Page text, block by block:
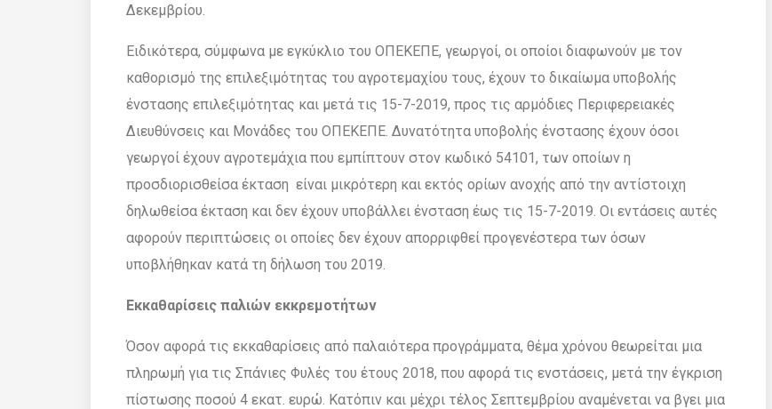
∆εκεµβρίου.
Ειδικότερα, σύµφωνα µε εγκύκλιο του ΟΠΕΚΕΠΕ, γεωργοί, οι οποίοι διαφωνούν µε τον
καθορισµό της επιλεξιµότητας του αγροτεµαχίου τους, έχουν το δικαίωµα υποβολής
ένστασης επιλεξιµότητας και µετά τις 15-7-2019, προς τις αρµόδιες Περιφερειακές
∆ιευθύνσεις και Μονάδες του ΟΠΕΚΕΠΕ. ∆υνατότητα υποβολής ένστασης έχουν όσοι
γεωργοί έχουν αγροτεµάχια που εµπίπτουν στον κωδικό 54101, των οποίων η
προσδιορισθείσα έκταση είναι µικρότερη και εκτός ορίων ανοχής από την αντίστοιχη
δηλωθείσα έκταση και δεν έχουν υποβάλλει ένσταση έως τις 15-7-2019. Οι εντάσεις αυτές
αφορούν περιπτώσεις οι οποίες δεν έχουν απορριφθεί προγενέστερα των όσων
υποβλήθηκαν κατά τη δήλωση του 2019.
Εκκαθαρίσεις παλιών εκκρεµοτήτων
Όσον αφορά τις εκκαθαρίσεις από παλαιότερα προγράµµατα, θέµα χρόνου θεωρείται µια
πληρωµή για τις Σπάνιες Φυλές του έτους 2018, που αφορά τις ενστάσεις, µετά την έγκριση
πίστωσης ποσού 4 εκατ. ευρώ. Κατόπιν και µέχρι τέλος Σεπτεµβρίου αναµένεται να βγει µια